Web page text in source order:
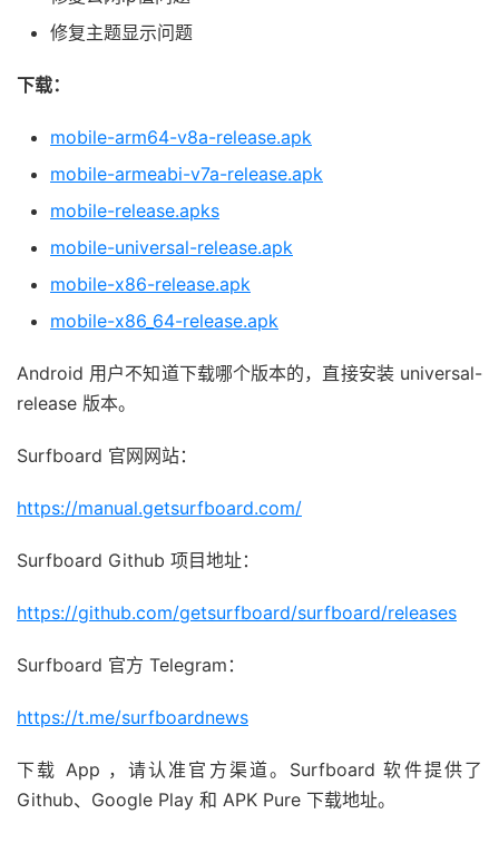
修复主题显示问题
下载：
mobile-arm64-v8a-release.apk
mobile-armeabi-v7a-release.apk
mobile-release.apks
mobile-universal-release.apk
mobile-x86-release.apk
mobile-x86_64-release.apk
Android 用户不知道下载哪个版本的，直接安装 universal-
release 版本。
Surfboard 官网网站：
https://manual.getsurfboard.com/
Surfboard Github 项目地址：
https://github.com/getsurfboard/surfboard/releases
Surfboard 官方 Telegram：
https://t.me/surfboardnews
下载 App ，请认准官方渠道。Surfboard 软件提供了
Github、Google Play 和 APK Pure 下载地址。